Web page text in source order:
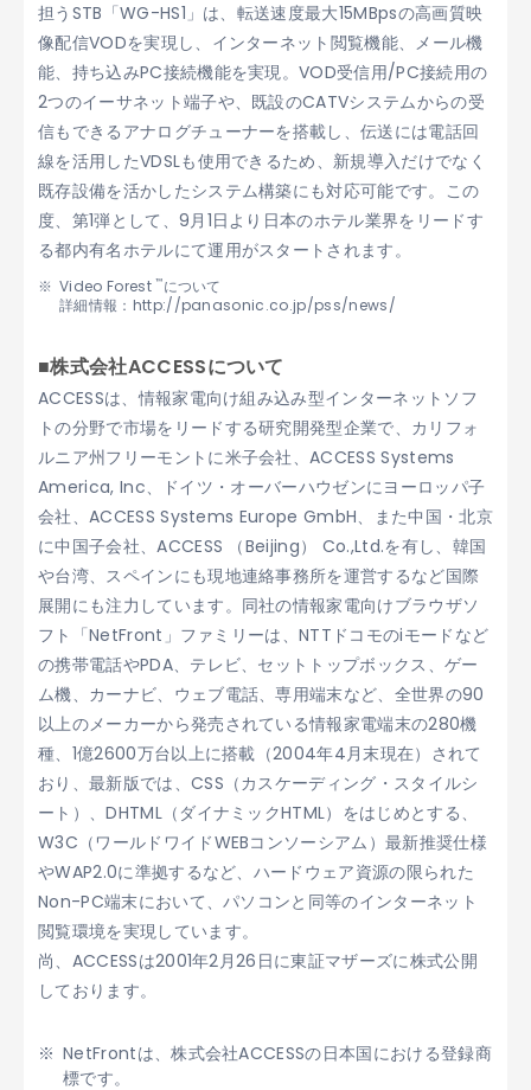
担うSTB「WG-HS1」は、転送速度最大15MBpsの高画質映
像配信VODを実現し、インターネット閲覧機能、メール機
能、持ち込みPC接続機能を実現。VOD受信用/PC接続用の
2つのイーサネット端子や、既設のCATVシステムからの受
信もできるアナログチューナーを搭載し、伝送には電話回
線を活用したVDSLも使用できるため、新規導入だけでなく
既存設備を活かしたシステム構築にも対応可能です。この
度、第1弾として、9月1日より日本のホテル業界をリードす
る都内有名ホテルにて運用がスタートされます。
Video Forest™について
詳細情報：http://panasonic.co.jp/pss/news/
■株式会社ACCESSについて
ACCESSは、情報家電向け組み込み型インターネットソフ
トの分野で市場をリードする研究開発型企業で、カリフォ
ルニア州フリーモントに米子会社、ACCESS Systems
America, Inc、ドイツ・オーバーハウゼンにヨーロッパ子
会社、ACCESS Systems Europe GmbH、また中国・北京
に中国子会社、ACCESS （Beijing） Co.,Ltd.を有し、韓国
や台湾、スペインにも現地連絡事務所を運営するなど国際
展開にも注力しています。同社の情報家電向けブラウザソ
フト「NetFront」ファミリーは、NTTドコモのiモードなど
の携帯電話やPDA、テレビ、セットトップボックス、ゲー
ム機、カーナビ、ウェブ電話、専用端末など、全世界の90
以上のメーカーから発売されている情報家電端末の280機
種、1億2600万台以上に搭載（2004年4月末現在）されて
おり、最新版では、CSS（カスケーディング・スタイルシ
ート）、DHTML（ダイナミックHTML）をはじめとする、
W3C（ワールドワイドWEBコンソーシアム）最新推奨仕様
やWAP2.0に準拠するなど、ハードウェア資源の限られた
Non-PC端末において、パソコンと同等のインターネット
閲覧環境を実現しています。
尚、ACCESSは2001年2月26日に東証マザーズに株式公開
しております。
NetFrontは、株式会社ACCESSの日本国における登録商
標です。